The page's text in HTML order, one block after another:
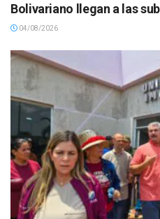
Bolivariano llegan a las
04/08/2026